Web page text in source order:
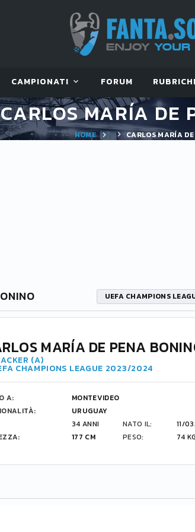
CAMPIONATI FORUM
CARLOS MARÍA DE
HOME CARLOS MARÍA
UEFA CHAMPIONS
MARÍA DE PENA
(A)
CHAMPIONS LEAGUE 2023/2024
A:
MONTEVIDEO
URUGUAY
34 ANNI NATO IL:
11/
177 CM PESO: 74 KG